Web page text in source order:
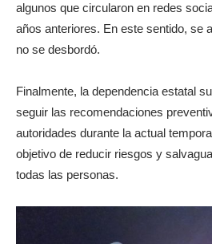
algunos que circularon en redes
años anteriores. En este sentido, se
no se desbordó.
Finalmente, la dependencia estatal
seguir las recomendaciones
autoridades durante la actual
objetivo de reducir riesgos y
todas las personas.